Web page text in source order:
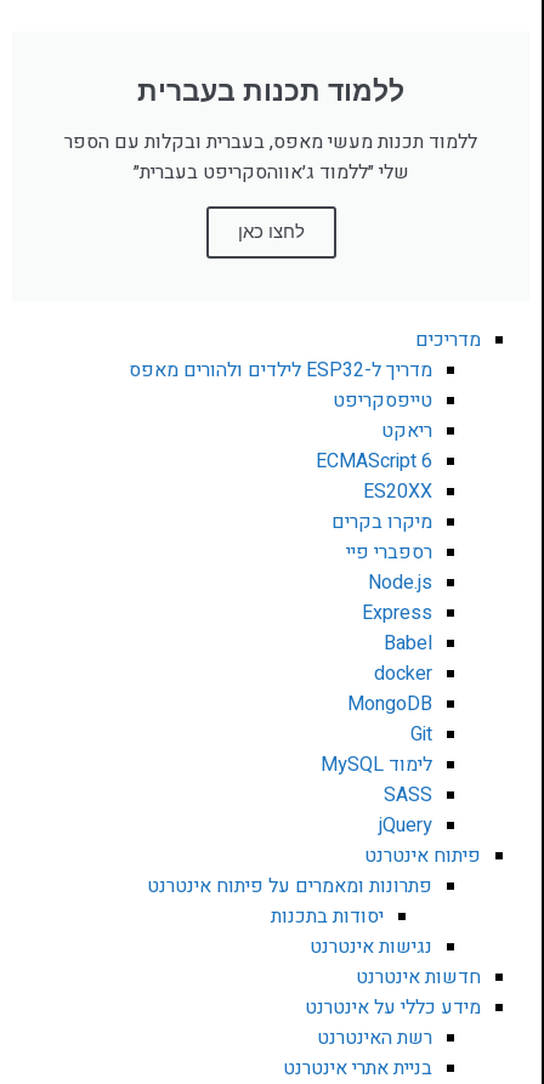
ללמוד תכנות בעברית
ללמוד תכנות מעשי מאפס, בעברית ובקלות עם הספר
שלי ״ללמוד ג׳אווהסקריפט בעברית״
לחצו כאן
מדריכים
מדריך ל-ESP32 לילדים ולהורים מאפס
טייפסקריפט
ריאקט
ECMAScript 6
ES20XX
מיקרו בקרים
רספברי פיי
Node.js
Express
Babel
docker
MongoDB
Git
לימוד MySQL
SASS
jQuery
פיתוח אינטרנט
פתרונות ומאמרים על פיתוח אינטרנט
יסודות בתכנות
נגישות אינטרנט
חדשות אינטרנט
מידע כללי על אינטרנט
רשת האינטרנט
בניית אתרי אינטרנט